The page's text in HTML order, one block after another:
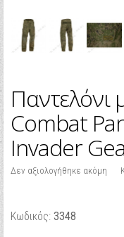
Παντελόνι
Combat
Invader
Δεν αξιολογήθηκε ακόμη
Κωδικός: 3348